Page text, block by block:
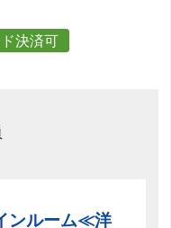
決済可
ンルーム≪洋